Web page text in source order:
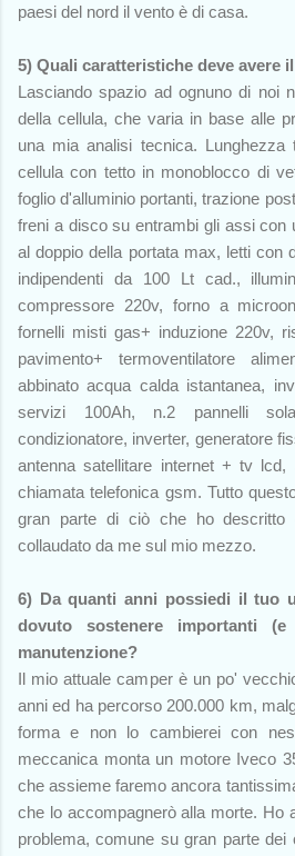
paesi del nord il vento è di casa.
5) Quali caratteristiche deve avere
Lasciando spazio ad ognuno di noi
della cellula, che varia in base alle
una mia analisi tecnica.
cellula con tetto in monoblocco di
foglio d'alluminio portanti, trazione
freni a disco su entrambi gli assi con
al doppio della portata max, letti con
indipendenti da 100 Lt cad.,
compressore 220v, forno a
fornelli misti gas+ induzione 220v,
pavimento+ termoventilatore
abbinato acqua calda istantanea,
servizi 100Ah, n.2 pannelli
condizionatore, inverter, generatore
antenna satellitare internet + tv lcd,
chiamata telefonica gsm. Tutto
gran parte di ciò che ho
collaudato da me sul mio mezzo.
6) Da quanti anni possiedi il tuo
dovuto sostenere importanti
manutenzione?
Il mio attuale camper è un po'
anni ed ha percorso 200.000 km,
forma e non lo cambierei con
meccanica monta un motore Iveco
che assieme faremo ancora
che lo accompagnerò alla morte. Ho
problema, comune su gran parte